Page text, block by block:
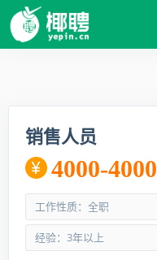
销售人员
4000-4000
工作性质：全职
经验：3年以上